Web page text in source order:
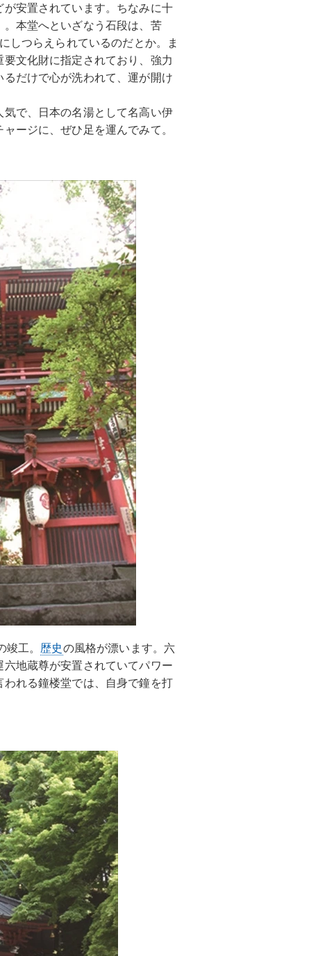
安置されています。ちなみに十
本堂へといざなう石段は、苦
しつらえられているのだとか。ま
文化財に指定されており、強力
だけで心が洗われて、運が開け
で、日本の名湯として名高い伊
ージに、ぜひ足を運んでみて。
工。 歴史の風格が漂います。六
地蔵尊が安置されていてパワー
れる鐘楼堂では、自身で鐘を打